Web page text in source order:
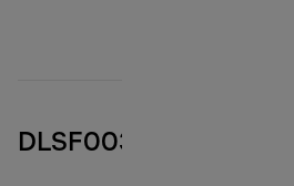
DLSF003 Micro